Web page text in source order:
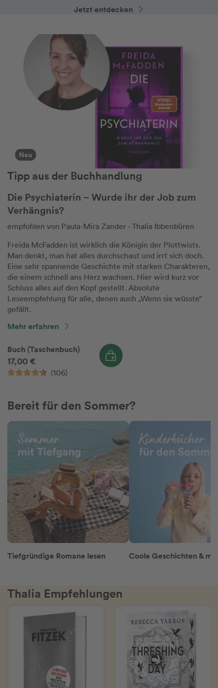
Jetzt entdecken
Neu
Tipp aus der Buchhandlung
Die Psychiaterin – Wurde ihr der Job zum
Verhängnis?
empfohlen von Paula-Mira Zander - Thalia Ibbenbüren
Freida McFadden ist wirklich die Königin der Plottwists.
Man denkt, man hat alles durchschaut und irrt sich doch.
Eine sehr spannende Geschichte mit starken Charakteren,
die einem schnell ans Herz wachsen. Hier wird kurz vor
Schluss alles auf den Kopf gestellt. Absolute
Leseempfehlung für alle, denen auch „Wenn sie wüsste“
gefällt.
Mehr erfahren
Buch (Taschenbuch)
17,00 €
(106)
Bereit für den Sommer?
Tiefgründige Romane lesen
Thalia Empfehlungen